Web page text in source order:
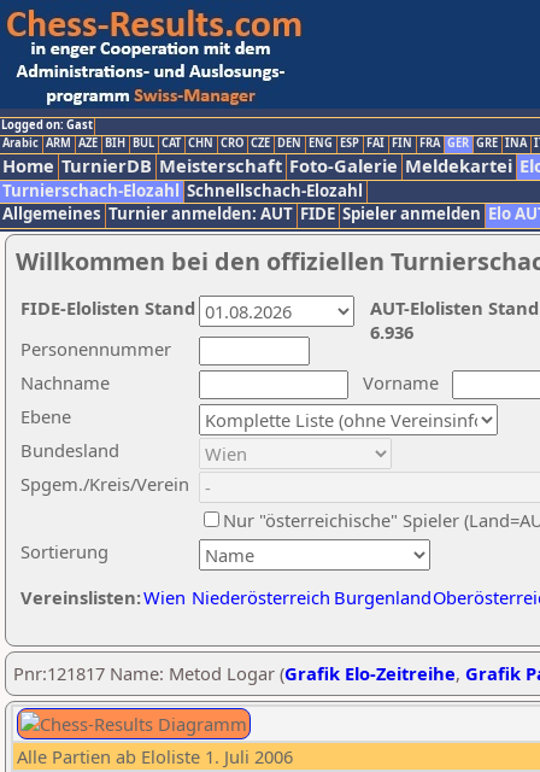
Logged on: Gast
Arabic ARM AZE BIH BUL CAT CHN CRO CZE DEN ENG ESP FAI FIN FRA GER GRE INA
Home TurnierDB Meisterschaft Foto-Galerie Meldekartei
Turnierschach-Elozahl Schnellschach-Elozahl
Allgemeines Turnier anmelden: AUT FIDE Spieler anmelden Elo
Willkommen bei den offiziellen
Nachname
Vorname
Ebene
Sortierung
Personennummer
Bundesland
Spgem./Kreis/Verein
Nur "österreichische" Spieler
Vereinslisten:Wien Niederösterreich Burgenland
AUT-Elolisten
6.936
FIDE-Elolisten Stand
Pnr:121817 Name: Metod Logar (Grafik Elo-Zeitreihe, Grafik
Alle Partien ab Eloliste 1. Juli 2006